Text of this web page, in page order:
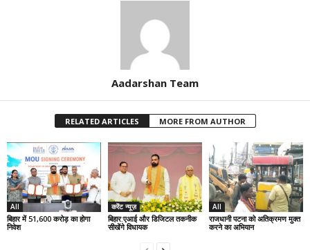
Aadarshan Team
RELATED ARTICLES MORE FROM AUTHOR
All
बिहार में 51,600 करोड़ का होगा
निवेश
करेंट न्यूज़
बिहार:एआई और डिजिटल तकनीक
सीखेंगे विधायक
All
राजधानी पटना को अतिक्रमण मुक्त
करने का अभियान